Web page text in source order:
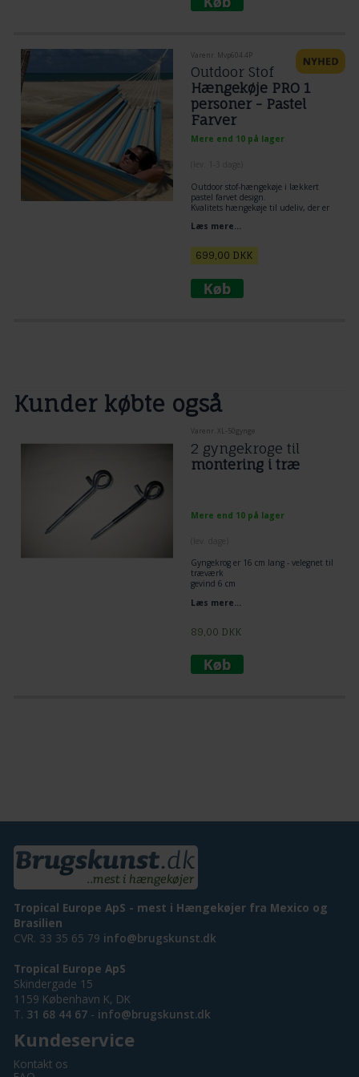
340 cm
Velegnet til 1 person eventuelt 2
Varenr. Mvp604.4P
Outdoor Stof
Hængekøje PRO 1
personer - Pastel
Farver
Mere end 10 på lager
Outdoor stof-hængekøje i lækkert
pastel farvet design.
Kvalitets hængekøje til udeliv, der er
brug, og samtidig stadig er blødt - nyd
Læs mere...
699,00 DKK
Kunder købte også
Varenr. XL-50gynge
2 gyngekroge til
montering i træ
Mere end 10 på lager
Gyngekrog er 16 cm lang - velegnet til
træværk
gevind 6 cm
Læs mere...
89,00 DKK
Tropical Europe ApS - mest i Hængekøjer fra Mexico og
Brasilien
CVR. 33 35 65 79 info@brugskunst.dk
Tropical Europe ApS
Skindergade 15
1159 København K, DK
T. 31 68 44 67 - info@brugskunst.dk
Kundeservice
Kontakt os